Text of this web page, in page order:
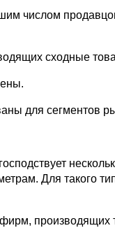
числом
сходные
для сегментов
Для такого
производящих